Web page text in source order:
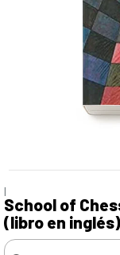
|
School of
(libro en